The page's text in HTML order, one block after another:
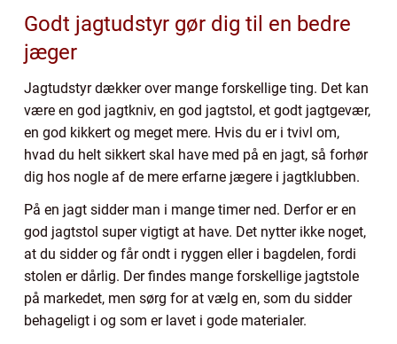
Godt jagtudstyr gør dig til en bedre
jæger
Jagtudstyr dækker over mange forskellige ting. Det kan
være en god jagtkniv, en god jagtstol, et godt jagtgevær,
en god kikkert og meget mere. Hvis du er i tvivl om,
hvad du helt sikkert skal have med på en jagt, så forhør
dig hos nogle af de mere erfarne jægere i jagtklubben.
På en jagt sidder man i mange timer ned. Derfor er en
god jagtstol super vigtigt at have. Det nytter ikke noget,
at du sidder og får ondt i ryggen eller i bagdelen, fordi
stolen er dårlig. Der findes mange forskellige jagtstole
på markedet, men sørg for at vælg en, som du sidder
behageligt i og som er lavet i gode materialer.